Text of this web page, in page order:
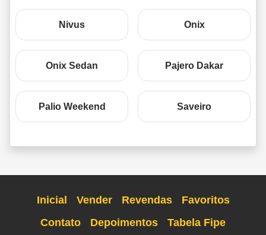
Nivus Onix
Onix Sedan Pajero Dakar
Palio Weekend Saveiro
Inicial Vender Revendas
Favoritos
Contato
Depoimentos
Tabela Fipe